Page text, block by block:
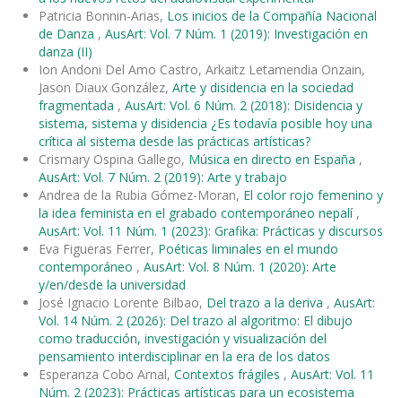
Patricia Bonnin-Arias, Los inicios de la Compañía Nacional
de Danza , AusArt: Vol. 7 Núm. 1 (2019): Investigación en
danza (II)
Ion Andoni Del Amo Castro, Arkaitz Letamendia Onzain,
Jason Diaux González, Arte y disidencia en la sociedad
fragmentada , AusArt: Vol. 6 Núm. 2 (2018): Disidencia y
sistema, sistema y disidencia ¿Es todavía posible hoy una
crítica al sistema desde las prácticas artísticas?
Crismary Ospina Gallego, Música en directo en España ,
AusArt: Vol. 7 Núm. 2 (2019): Arte y trabajo
Andrea de la Rubia Gómez-Moran, El color rojo femenino y
la idea feminista en el grabado contemporáneo nepalí ,
AusArt: Vol. 11 Núm. 1 (2023): Grafika: Prácticas y discursos
Eva Figueras Ferrer, Poéticas liminales en el mundo
contemporáneo , AusArt: Vol. 8 Núm. 1 (2020): Arte
y/en/desde la universidad
José Ignacio Lorente Bilbao, Del trazo a la deriva , AusArt:
Vol. 14 Núm. 2 (2026): Del trazo al algoritmo: El dibujo
como traducción, investigación y visualización del
pensamiento interdisciplinar en la era de los datos
Esperanza Cobo Arnal, Contextos frágiles , AusArt: Vol. 11
Núm. 2 (2023): Prácticas artísticas para un ecosistema